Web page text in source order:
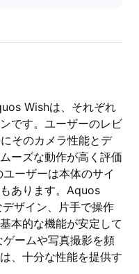
Wishは、それぞれ
です。ユーザーのレビ
そのカメラ性能とデ
ーズな動作が高く評価
ーザーは本体のサイ
あります。Aquos
ザイン、片手で操作
本的な機能が安定して
ームや写真撮影を頻
、十分な性能を提供す